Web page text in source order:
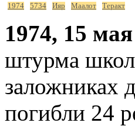
1974 5734 Ияр Маалот Теракт
1974, 15 мая
штурма
заложниках
погибли 24